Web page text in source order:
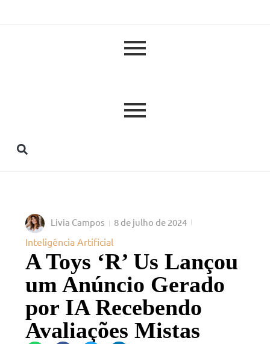
Livia Campos 8 de julho de 2024
Inteligência Artificial
A Toys ‘R’ Us Lançou
um Anúncio Gerado
por IA Recebendo
Avaliações Mistas